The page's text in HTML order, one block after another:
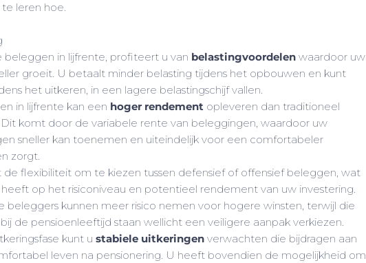
leren hoe.
beleggen in lijfrente, profiteert u van belastingvoordelen waardoor uw
groeit. U betaalt minder belasting tijdens het opbouwen en kunt
het uitkeren, in een lagere belastingschijf vallen.
in lijfrente kan een hoger rendement opleveren dan traditioneel
Dit komt door de variabele rente van beleggingen, waardoor uw
sneller kan toenemen en uiteindelijk voor een comfortabeler
zorgt.
de flexibiliteit om te kiezen tussen defensief of offensief beleggen, wat
op het risiconiveau en potentieel rendement van uw investering.
beleggers kunnen meer risico nemen voor hogere winsten, terwijl die
de pensioenleeftijd staan wellicht een veiligere aanpak verkiezen.
kunt ustabiele uitkeringen verwachten die bijdragen aan
leven na pensionering. U heeft bovendien de mogelijkheid om